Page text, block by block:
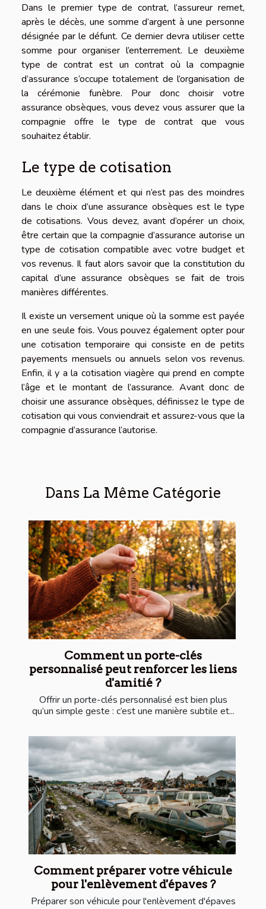
Dans le premier type de contrat, l’assureur remet,
après le décès, une somme d’argent à une personne
désignée par le défunt. Ce dernier devra utiliser cette
somme pour organiser l’enterrement. Le deuxième
type de contrat est un contrat où la compagnie
d’assurance s’occupe totalement de l’organisation de
la cérémonie funèbre. Pour donc choisir votre
assurance obsèques, vous devez vous assurer que la
compagnie offre le type de contrat que vous
souhaitez établir.
Le type de cotisation
Le deuxième élément et qui n’est pas des moindres
dans le choix d’une assurance obsèques est le type
de cotisations. Vous devez, avant d’opérer un choix,
être certain que la compagnie d’assurance autorise un
type de cotisation compatible avec votre budget et
vos revenus. Il faut alors savoir que la constitution du
capital d’une assurance obsèques se fait de trois
manières différentes.
Il existe un versement unique où la somme est payée
en une seule fois. Vous pouvez également opter pour
une cotisation temporaire qui consiste en de petits
payements mensuels ou annuels selon vos revenus.
Enfin, il y a la cotisation viagère qui prend en compte
l’âge et le montant de l’assurance. Avant donc de
choisir une assurance obsèques, définissez le type de
cotisation qui vous conviendrait et assurez-vous que la
compagnie d’assurance l’autorise.
Dans La Même Catégorie
Comment un porte-clés
personnalisé peut renforcer les liens
d'amitié ?
Offrir un porte-clés personnalisé est bien plus
qu’un simple geste : c’est une manière subtile et...
Comment préparer votre véhicule
pour l'enlèvement d'épaves ?
Préparer son véhicule pour l'enlèvement d'épaves